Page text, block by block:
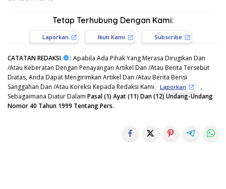
Tetap Terhubung Dengan Kami:
Laporkan Ikuti Kami Subscribe
CATATAN REDAKSI : Apabila Ada Pihak Yang Merasa Dirugikan Dan
/Atau Keberatan Dengan Penayangan Artikel Dan /Atau Berita Tersebut
Diatas, Anda Dapat Mengirimkan Artikel Dan /Atau Berita Berisi
Sanggahan Dan /Atau Koreksi Kepada Redaksi Kami
Laporkan
,
Sebagaimana Diatur Dalam Pasal (1) Ayat (11) Dan (12) Undang-Undang
Nomor 40 Tahun 1999 Tentang Pers.